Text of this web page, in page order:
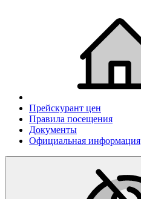
Прейскурант цен
Правила посещения
Документы
Официальная информация